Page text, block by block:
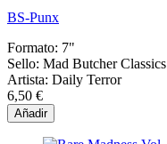
BS-Punx
Formato: 7"
Sello: Mad Butcher Classics
Artista: Daily Terror
6,50 €
Añadir